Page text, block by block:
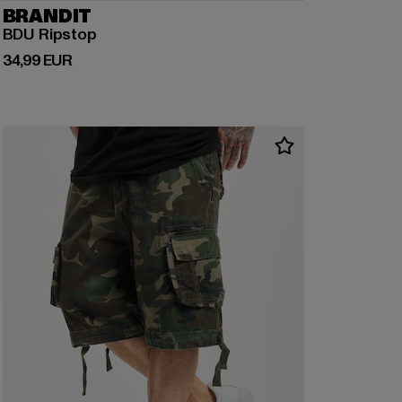
BRANDIT
BDU Ripstop
34,99 EUR
Derzeitiger Preis: 34,99 EUR